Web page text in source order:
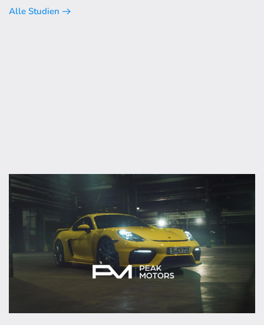
Alle Studien